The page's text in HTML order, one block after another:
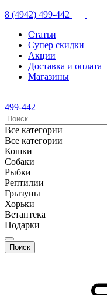
8 (4942) 499-442
Статьи
Супер скидки
Акции
Доставка и оплата
Магазины
499-442
Все категории
Все категории
Кошки
Собаки
Рыбки
Рептилии
Грызуны
Хорьки
Ветаптека
Подарки